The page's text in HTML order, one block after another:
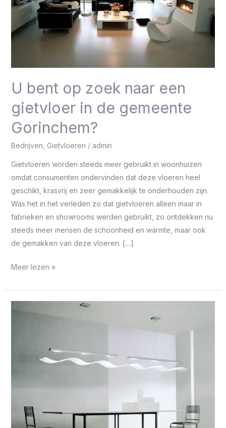
U bent op zoek naar een
gietvloer in de gemeente
Gorinchem?
Bedrijven Gietvloeren / admin
Gietvloeren worden steeds meer gebruikt in woonhuizen
omdat consumenten ondervinden dat deze vloeren heel
geschikt, krasvrij en zeer gemakkelijk te onderhouden zijn.
Was het in het verleden zo dat gietvloeren alleen maar in
fabrieken en showrooms werden gebruikt, zo ontdekken nu
steeds meer mensen de schoonheid en warmte, maar ook
de gemakken van deze vloeren. […]
een
gietvloer
in
de
Gorinchem?
Meer lezen »